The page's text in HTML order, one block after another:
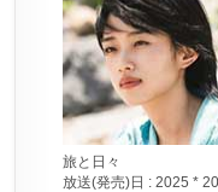
旅と日々
放送(発売)日 : 2025 *